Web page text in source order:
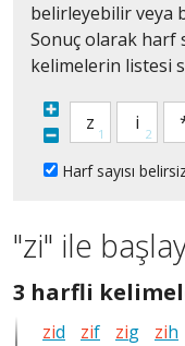
belirleyebilir veya
Sonuç olarak harf
kelimelerin listesi
Harf sayısı
"zi" ile
3 harfli
zid zif zig zih